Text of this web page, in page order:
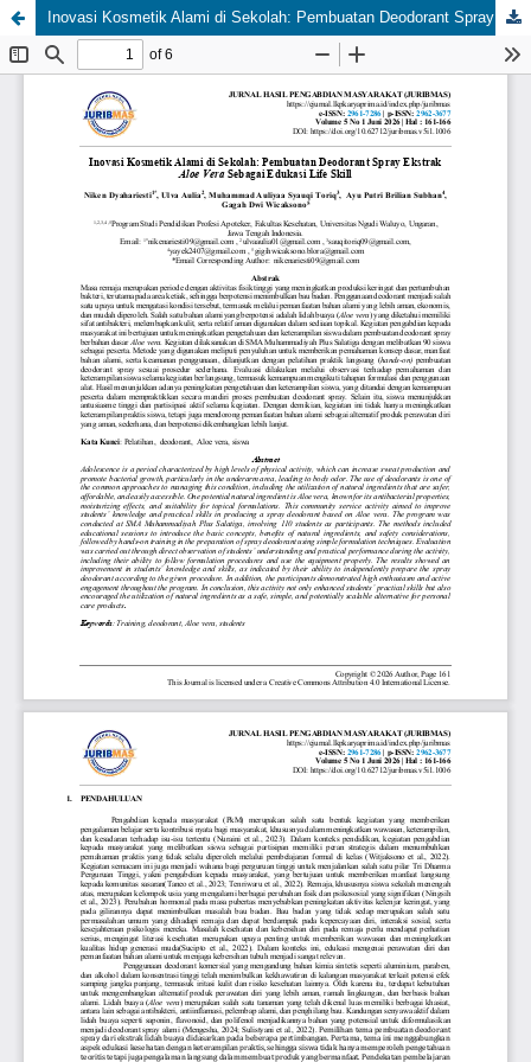
Inovasi Kosmetik Alami di Sekolah: Pembuatan Deodorant Spray Ekstrak Aloe Vera Sebagai Edukasi Life Skill